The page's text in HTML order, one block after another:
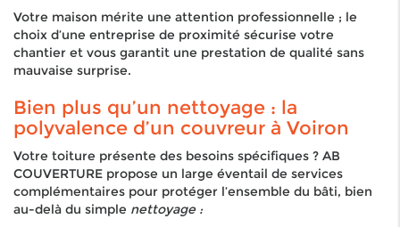
Votre maison mérite une attention professionnelle ; le
choix d’une entreprise de proximité sécurise votre
chantier et vous garantit une prestation de qualité sans
mauvaise surprise.
Bien plus qu’un nettoyage : la
polyvalence d’un couvreur à Voiron
Votre toiture présente des besoins spécifiques ? AB
COUVERTURE propose un large éventail de services
complémentaires pour protéger l’ensemble du bâti, bien
au-delà du simple nettoyage :